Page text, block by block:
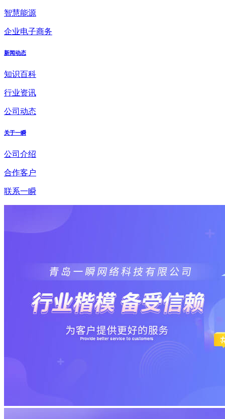
智慧能源
企业电子商务
新闻动态
知识百科
行业资讯
公司动态
关于一瞬
公司介绍
合作客户
联系一瞬